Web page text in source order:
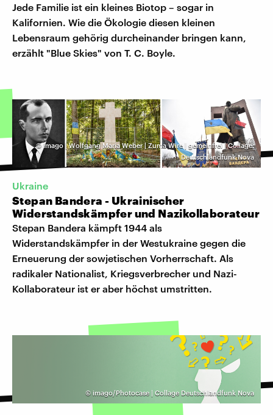
Jede Familie ist ein kleines Biotop – sogar in
Kalifornien. Wie die Ökologie diesen kleinen
Lebensraum gehörig durcheinander bringen kann,
erzählt "Blue Skies" von T. C. Boyle.
©imago | Wolfgang Maria Weber | Zuma Wire | gemeinfrei | Collage:
Deutschlandfunk Nova
Ukraine
Stepan Bandera - Ukrainischer
Widerstandskämpfer und Nazikollaborateur
Stepan Bandera kämpft 1944 als
Widerstandskämpfer in der Westukraine gegen die
Erneuerung der sowjetischen Vorherrschaft. Als
radikaler Nationalist, Kriegsverbrecher und Nazi-
Kollaborateur ist er aber höchst umstritten.
© imago/Photocase | Collage Deutschlandfunk Nova